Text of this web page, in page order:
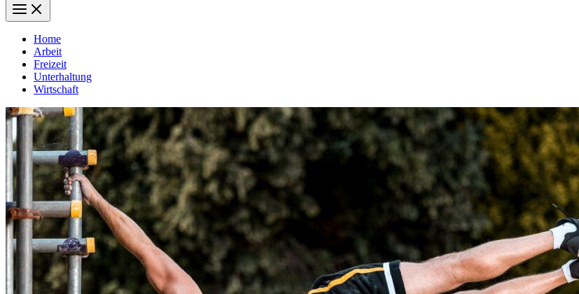
Home
Arbeit
Freizeit
Unterhaltung
Wirtschaft